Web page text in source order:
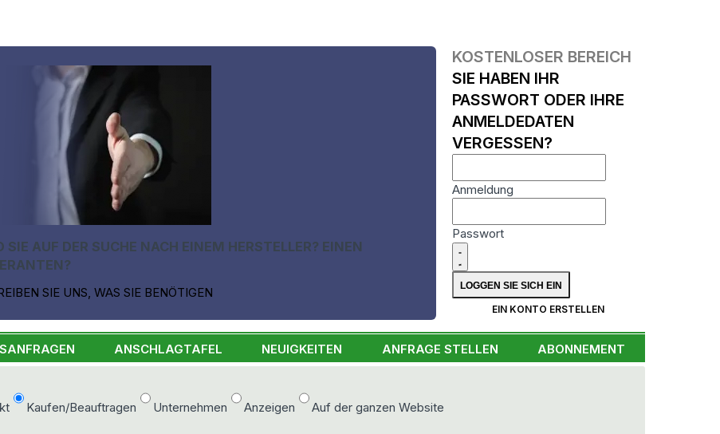
SIE AUF DER SUCHE NACH EINEM HERSTELLER? EINEN
SIE UNS, WAS SIE BENÖTIGEN
KOSTENLOSER BEREICH
SIE HABEN IHR
PASSWORT ODER IHRE
ANMELDEDATEN
VERGESSEN?
Anmeldung
Passwort
EIN KONTO ERSTELLEN
ANSCHLAGTAFEL NEUIGKEITEN ANFRAGE STELLEN ABONNEMENT
Kaufen/Beauftragen Unternehmen Anzeigen Auf der ganzen Website